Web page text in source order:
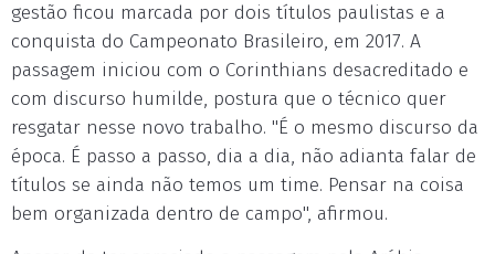
gestão ficou marcada por dois títulos paulistas e a
conquista do Campeonato Brasileiro, em 2017. A
passagem iniciou com o Corinthians desacreditado e
com discurso humilde, postura que o técnico quer
resgatar nesse novo trabalho. "É o mesmo discurso da
época. É passo a passo, dia a dia, não adianta falar de
títulos se ainda não temos um time. Pensar na coisa
bem organizada dentro de campo", afirmou.